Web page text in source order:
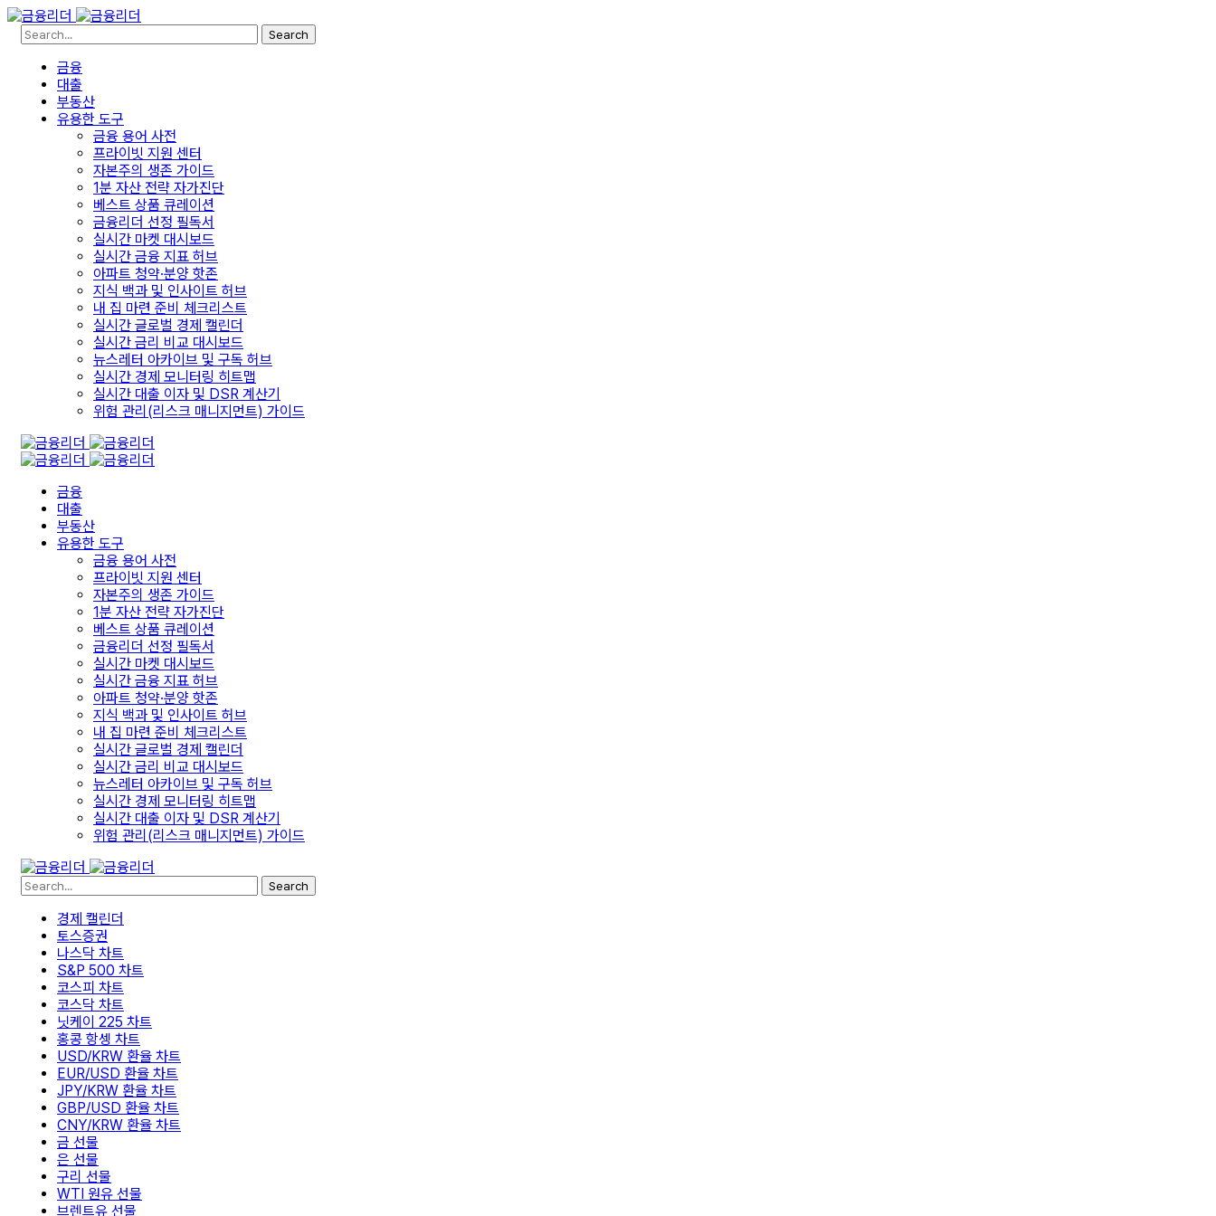
Search
금융
대출
부동산
유용한 도구
금융 용어 사전
프라이빗 지원 센터
자본주의 생존 가이드
1분 자산 전략 자가진단
베스트 상품 큐레이션
금융리더 선정 필독서
실시간 마켓 대시보드
실시간 금융 지표 허브
아파트 청약·분양 핫존
지식 백과 및 인사이트 허브
내 집 마련 준비 체크리스트
실시간 글로벌 경제 캘린더
실시간 금리 비교 대시보드
뉴스레터 아카이브 및 구독 허브
실시간 경제 모니터링 히트맵
실시간 대출 이자 및 DSR 계산기
위험 관리(리스크 매니지먼트) 가이드
금융
대출
부동산
유용한 도구
금융 용어 사전
프라이빗 지원 센터
자본주의 생존 가이드
1분 자산 전략 자가진단
베스트 상품 큐레이션
금융리더 선정 필독서
실시간 마켓 대시보드
실시간 금융 지표 허브
아파트 청약·분양 핫존
지식 백과 및 인사이트 허브
내 집 마련 준비 체크리스트
실시간 글로벌 경제 캘린더
실시간 금리 비교 대시보드
뉴스레터 아카이브 및 구독 허브
실시간 경제 모니터링 히트맵
실시간 대출 이자 및 DSR 계산기
위험 관리(리스크 매니지먼트) 가이드
Search
경제 캘린더
토스증권
나스닥 차트
S&P 500 차트
코스피 차트
코스닥 차트
닛케이 225 차트
홍콩 항셍 차트
USD/KRW 환율 차트
EUR/USD 환율 차트
JPY/KRW 환율 차트
GBP/USD 환율 차트
CNY/KRW 환율 차트
금 선물
은 선물
구리 선물
WTI 원유 선물
브렌트유 선물